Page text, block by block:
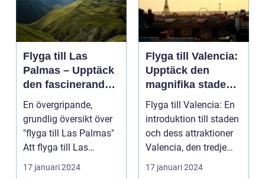
Flyga till Las
Palmas – Upptäck
den fascinerande
ögruppen
En övergripande,
grundlig översikt över
"flyga till Las Palmas"
Att flyga till Las
Palmas, beläget ...
17 januari 2024
Flyga till Valencia:
Upptäck den
magnifika staden
med sin rika
historia och kultur
Flyga till Valencia: En
introduktion till staden
och dess attraktioner
Valencia, den tredje
största...
17 januari 2024